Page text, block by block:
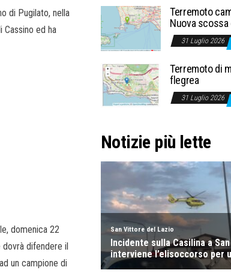
di Pugilato, nella
ed ha
domenica 22
dovrà difendere il
un campione di
Terremoto
Nuova
31 Luglio 2026
Terremoto di
flegrea
31 Luglio 2026
Notizie più lette